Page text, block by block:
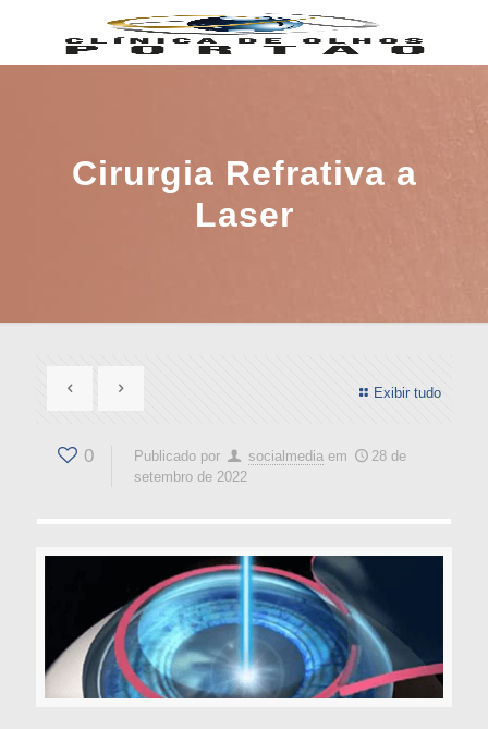
Cirurgia Refrativa a
Laser
Exibir tudo
0 Publicado por socialmedia em
28 de
setembro de 2022